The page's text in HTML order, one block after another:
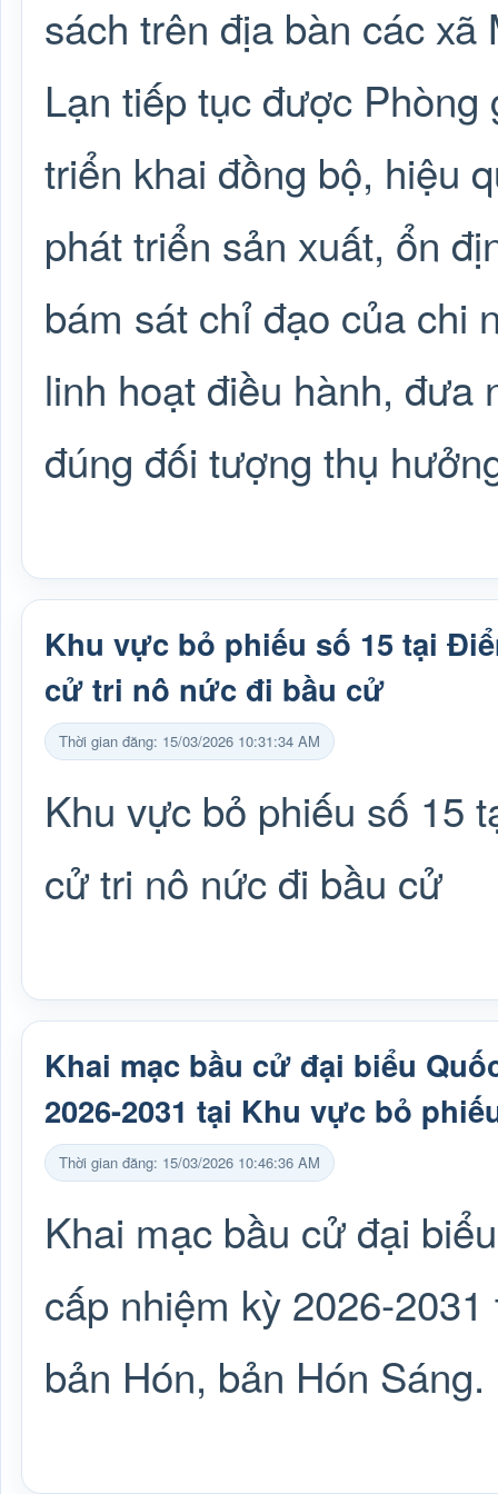
sách trên địa bàn các
Lạn tiếp tục được
triển khai đồng bộ, hiệu
phát triển sản xuất, ổn
bám sát chỉ đạo của chi
linh hoạt điều hành, đưa
đúng đối tượng thụ
Khu vực bỏ phiếu số 15 tại
cử tri nô nức đi bầu cử
Thời gian đăng: 15/03/2026 10:31:34 AM
Khu vực bỏ phiếu số 15
cử tri nô nức đi bầu cử
Khai mạc bầu cử đại biểu
2026-2031 tại Khu vực bỏ
Thời gian đăng: 15/03/2026 10:46:36 AM
Khai mạc bầu cử đại
cấp nhiệm kỳ 2026-
bản Hón, bản Hón Sáng.